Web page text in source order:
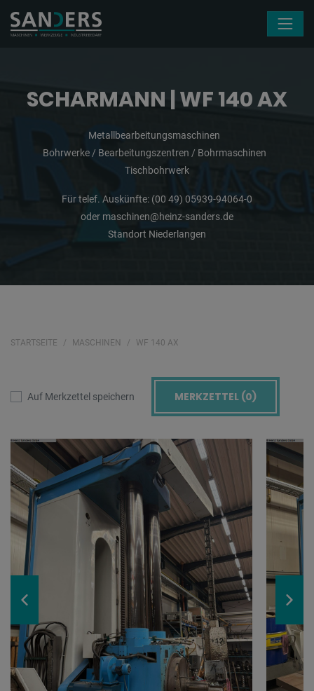
SCHARMANN | WF 140 AX
Metallbearbeitungsmaschinen
Bohrwerke / Bearbeitungszentren / Bohrmaschinen
Tischbohrwerk
Für telef. Auskünfte: (00 49) 05939-94064-0
oder maschinen@heinz-sanders.de
Standort Niederlangen
STARTSEITE MASCHINEN WF 140 AX
Auf Merkzettel speichern MERKZETTEL (0)